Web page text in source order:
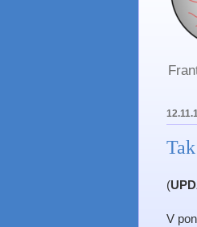
(
V